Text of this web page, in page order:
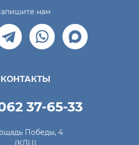
КОНТАКТЫ
нам
37-65-33
Победы, 4